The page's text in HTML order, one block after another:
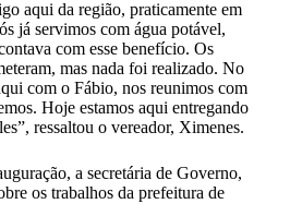
aqui da região, praticamente em
já servimos com água potável,
com esse benefício. Os
mas nada foi realizado. No
com o Fábio, nos reunimos com
Hoje estamos aqui entregando
ressaltou o vereador, Ximenes.
a secretária de Governo,
os trabalhos da prefeitura de